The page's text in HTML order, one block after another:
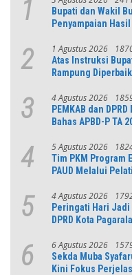
1
Bupati dan Wakil
Penyampaian
2 1 Agustus 2026
Atas Instruksi
Rampung
3 4 Agustus 2026
PEMKAB dan
Bahas APBD-P TA
4 5 Agustus 2026
Tim PKM Program
PAUD Melalui
5 4 Agustus 2026
Peringati Hari Jadi
DPRD Kota
6 6 Agustus 2026
Sekda Muba
Kini Fokus